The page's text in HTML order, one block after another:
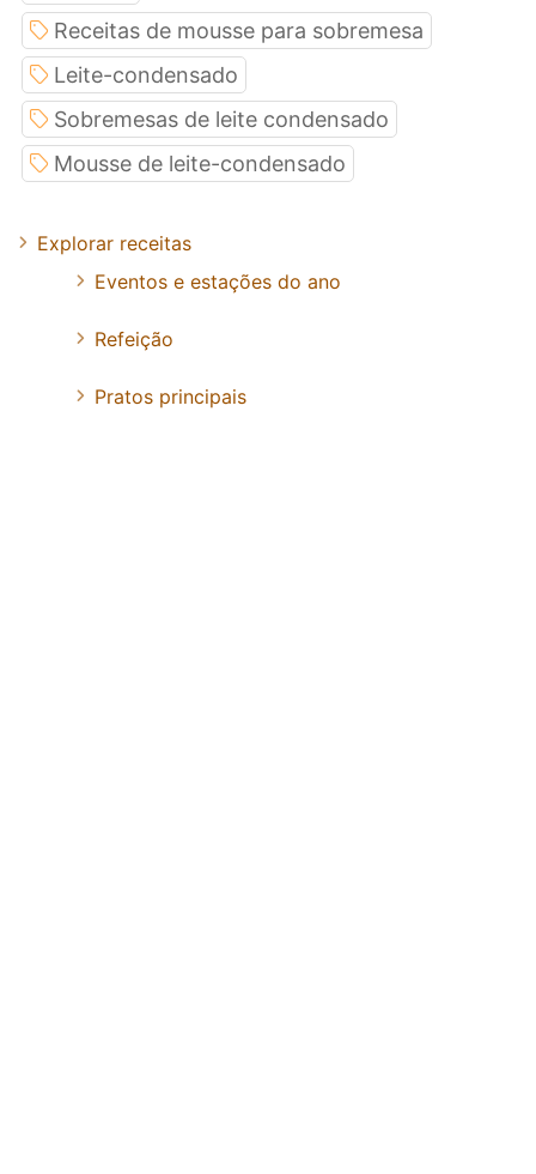
Receitas de mousse para sobremesa
Leite-condensado
Sobremesas de leite condensado
Mousse de leite-condensado
Explorar receitas
Eventos e estações do ano
Refeição
Pratos principais